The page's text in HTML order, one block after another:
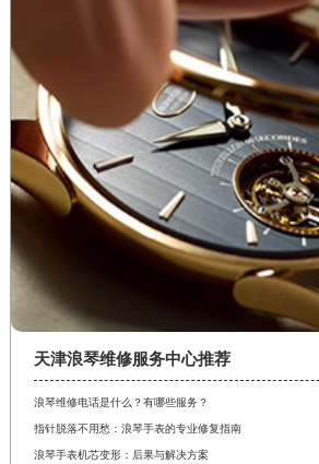
天津浪琴维修服务中心推荐
浪琴维修电话是什么？有哪些服务？
指针脱落不用愁：浪琴手表的专业修复指南
浪琴手表机芯变形：后果与解决方案